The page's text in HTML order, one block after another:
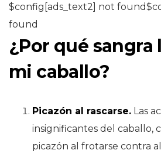
$config[ads_text2] not
found
¿Por qué sangra
mi caballo?
Picazón al rascarse. Las
insignificantes del caballo,
picazón al frotarse contra